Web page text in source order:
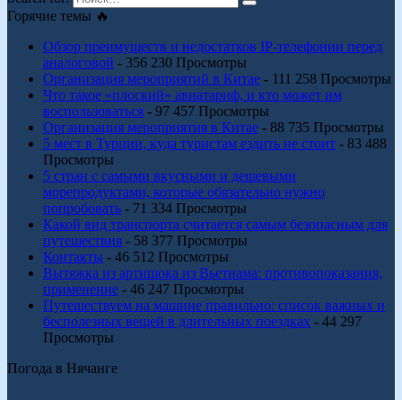
Горячие темы 🔥
Обзор преимуществ и недостатков IP-телефонии перед
аналоговой - 356 230 Просмотры
Организация мероприятий в Китае - 111 258 Просмотры
Что такое «плоский» авиатариф, и кто может им
воспользоваться - 97 457 Просмотры
Организация мероприятия в Китае - 88 735 Просмотры
5 мест в Турции, куда туристам ездить не стоит - 83 488
Просмотры
5 стран с самыми вкусными и дешевыми
морепродуктами, которые обязательно нужно
попробовать - 71 334 Просмотры
Какой вид транспорта считается самым безопасным для
путешествия - 58 377 Просмотры
Контакты - 46 512 Просмотры
Вытяжка из артишока из Вьетнама: противопоказания,
применение - 46 247 Просмотры
Путешествуем на машине правильно: список важных и
бесполезных вещей в длительных поездках - 44 297
Просмотры
Погода в Нячанге